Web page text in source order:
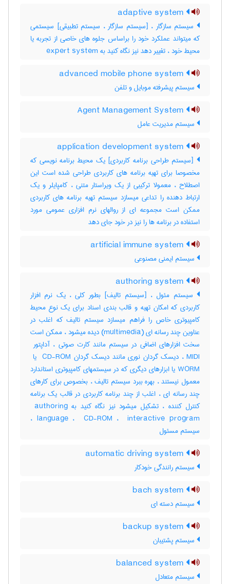
سیستم سازگار ، [سیستم سازگار ، سیستم تطبیقی] سیستمی
که میتواند عملکرد خود را براساس جلوه های خاصی از تجربه یا
محیط خود ، تغییر دهد نیز نگاه کنید به ‎ expert system
سیستم پیشرفته موبایل و تلفن
سیستم مدیریت عامل
[سیستم طراحی برنامه کاربردی] یک محیط برنامه نویسی که
مخصوصا برای تهیه برنامه های کاربردی طراحی شده است این
اصطلاح ، معمولا ترکیبی از یک ویراستار متنی ، کامپایلر و یک
ارتباط دهنده را تداعی میسازد سیستم تهیه برنامه های کاربردی
ممکن است مجموعه ای از روالهای نرم افزاری عمومی مورد
استفاده در برنامه ها را نیز در خود جای دهد
سیستم ایمنی مصنوعی
سیستم مئول ، [سیستم تالیف] بطور کلی ، یک نرم افزار
کاربردی که امکان تهیه و قالب بندی اسناد برای یک نوع محیط
کامپیوتری خاص را فراهم میسازد سیستم تالیف که اغلب در
عناوین چند رسانه ای (‎multimedia) دیده میشود ، ممکن است
WORM یا ابزارهای دیگری که در سیستمهای کامپیوتری استاندارد
معمول نیستند ، بهره ببرد سیستم تالیف ، بخصوص برای کارهای
چند رسانه ای ، اغلب از چند برنامه کاربردی در قالب یک برنامه
کنترل کننده ، تشکیل میشود نیز نگاه کنید به ‎ authoring
language ، ‎ CD-ROM ، ‎ interactive program ،
سیستم مسئول
سیستم رانندگی خودکار
سیستم دسته ای
سیستم پشتیبان
سیستم متعادل